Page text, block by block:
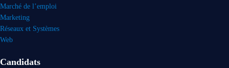
Marché de l’emploi
Marketing
Réseaux et Systèmes
Web
Candidats